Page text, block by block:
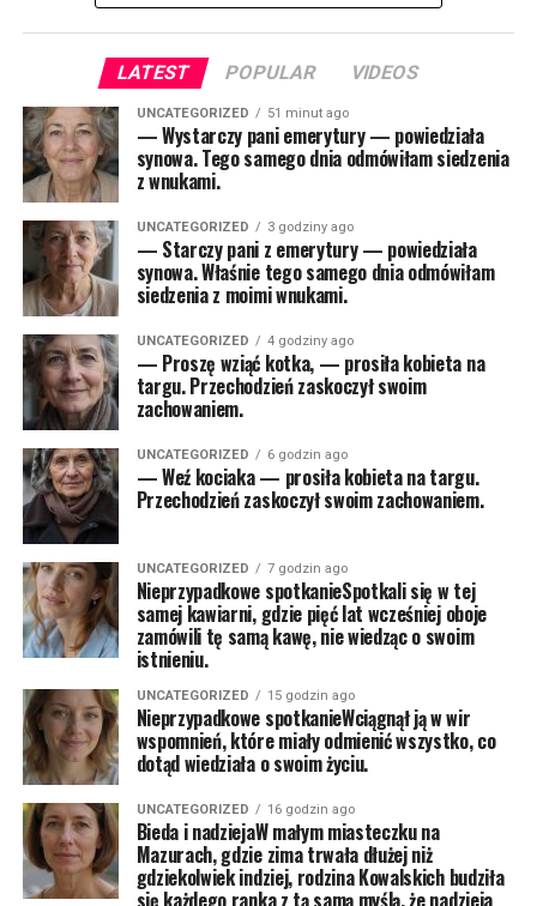
LATEST POPULAR VIDEOS
UNCATEGORIZED 51 minut ago
— Wystarczy pani emerytury — powiedziała
synowa. Tego samego dnia odmówiłam siedzenia
z wnukami.
UNCATEGORIZED 3 godziny ago
— Starczy pani z emerytury — powiedziała
synowa. Właśnie tego samego dnia odmówiłam
siedzenia z moimi wnukami.
UNCATEGORIZED 4 godziny ago
— Proszę wziąć kotka, — prosiła kobieta na
targu. Przechodzień zaskoczył swoim
zachowaniem.
UNCATEGORIZED 6 godzin ago
— Weź kociaka — prosiła kobieta na targu.
Przechodzień zaskoczył swoim zachowaniem.
UNCATEGORIZED 7 godzin ago
Nieprzypadkowe spotkanieSpotkali się w tej
samej kawiarni, gdzie pięć lat wcześniej oboje
zamówili tę samą kawę, nie wiedząc o swoim
istnieniu.
UNCATEGORIZED 15 godzin ago
Nieprzypadkowe spotkanieWciągnął ją w wir
wspomnień, które miały odmienić wszystko, co
dotąd wiedziała o swoim życiu.
UNCATEGORIZED 16 godzin ago
Bieda i nadziejaW małym miasteczku na
Mazurach, gdzie zima trwała dłużej niż
gdziekolwiek indziej, rodzina Kowalskich budziła
się każdego ranka z tą samą myślą, że nadzieja